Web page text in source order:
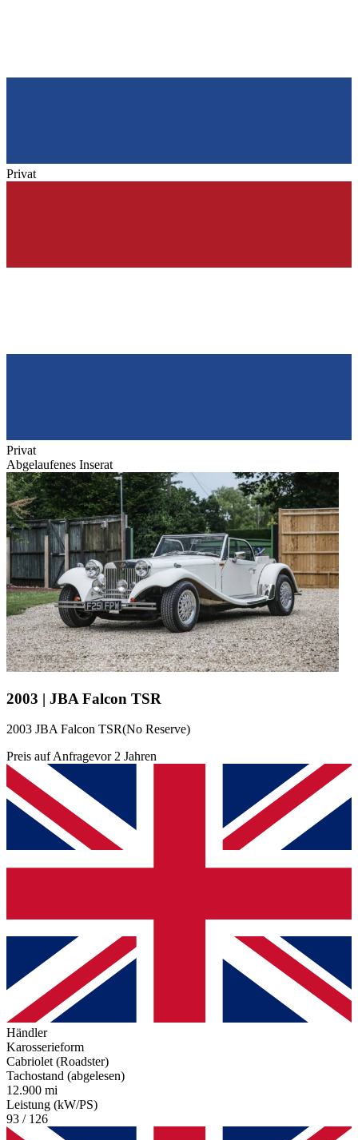
Privat
Privat
Abgelaufenes Inserat
2003 | JBA Falcon TSR
2003 JBA Falcon TSR(No Reserve)
Preis auf Anfragevor 2 Jahren
Händler
Karosserieform
Cabriolet (Roadster)
Tachostand (abgelesen)
12.900 mi
Leistung (kW/PS)
93 / 126